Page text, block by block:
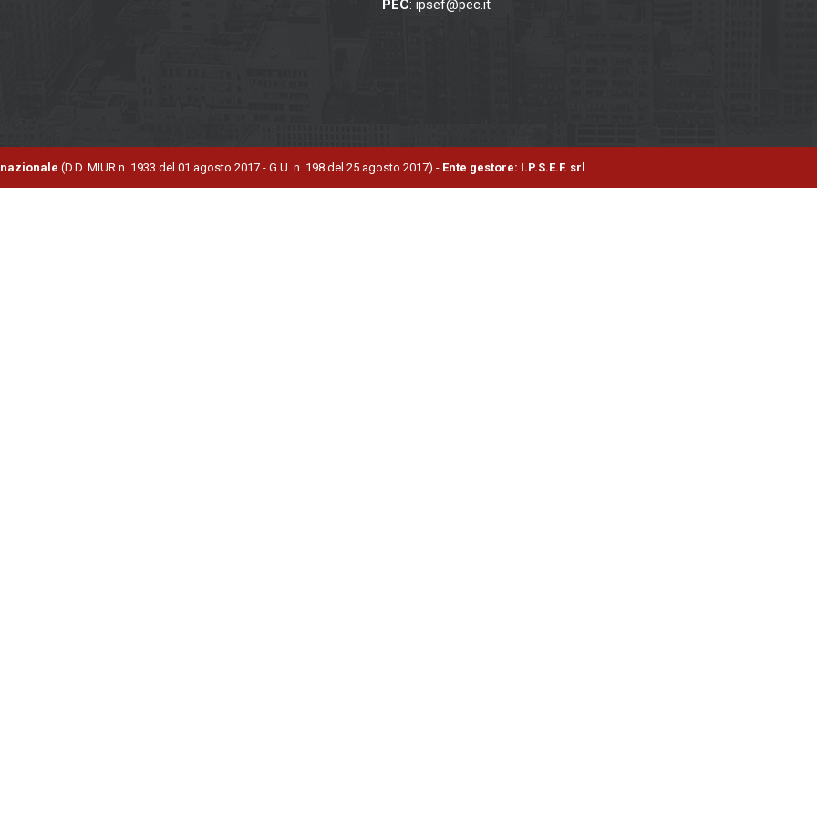
PEC: ipsef@pec.it
(D.D. MIUR n. 1933 del 01 agosto 2017 - G.U. n. 198 del 25 agosto 2017) - Ente gestore: I.P.S.E.F. srl